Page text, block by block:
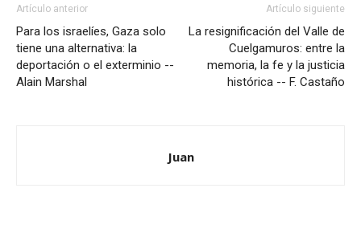
Artículo anterior
Para los israelíes, Gaza solo
tiene una alternativa: la
deportación o el exterminio --
Alain Marshal
Artículo siguiente
La resignificación del Valle de
Cuelgamuros: entre la
memoria, la fe y la justicia
histórica -- F. Castaño
Juan